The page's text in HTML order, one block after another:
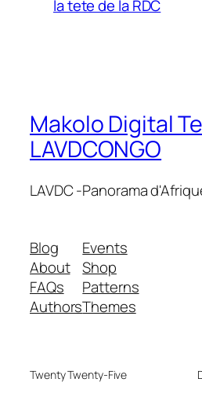
la tete de la RDC
Makolo Digital
LAVDCONGO
LAVDC -Panorama
Blog
About
FAQs
Authors
Events
Shop
Patterns
Themes
Twenty Twenty-Five